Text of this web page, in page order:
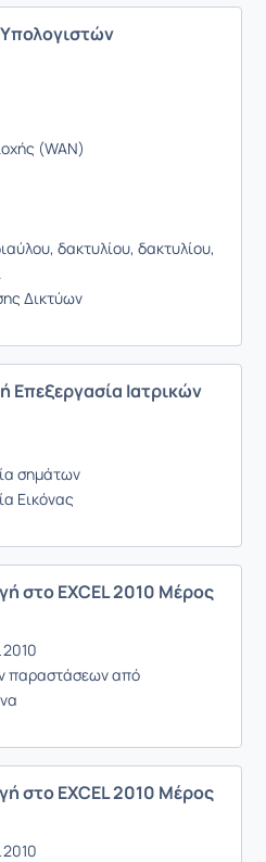
(WAN)
δακτυλίου, δακτυλίου,
Δικτύων
Επεξεργασία Ιατρικών
σημάτων
Εικόνας
στο EXCEL 2010 Μέρος
2010
παραστάσεων από
στο EXCEL 2010 Μέρος
2010